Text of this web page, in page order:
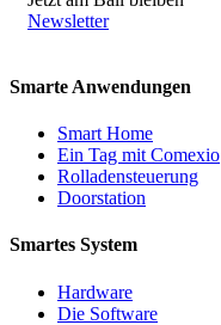
Newsletter
Smarte Anwendungen
Smart Home
Ein Tag mit Comexio
Rolladensteuerung
Doorstation
Smartes System
Hardware
Die Software